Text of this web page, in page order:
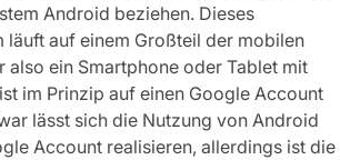
Android beziehen. Dieses
läuft auf einem Großteil der mobilen
also ein Smartphone oder Tablet mit
im Prinzip auf einen Google Account
lässt sich die Nutzung von Android
Account realisieren, allerdings ist die